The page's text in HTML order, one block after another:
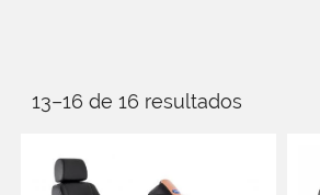
13–16 de 16 resultados